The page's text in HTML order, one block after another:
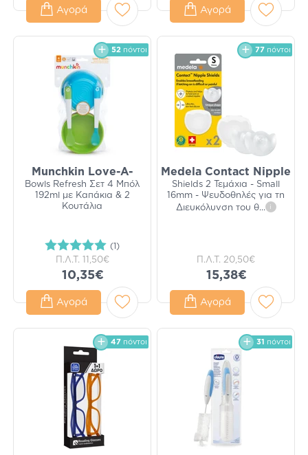
Αγορά Αγορά
52 πόντοι
Munchkin Love-A-
Bowls Refresh Σετ 4 Μπόλ
192ml με Καπάκια & 2
Κουτάλια
(1)
Π.Λ.Τ. 11,50€
10,35€
Αγορά
77 πόντοι
Medela Contact Nipple
Shields 2 Τεμάχια - Small
16mm - Ψευδοθηλές για τη
Διευκόλυνση του θ... i
Π.Λ.Τ. 20,50€
15,38€
Αγορά
47 πόντοι 31 πόντοι